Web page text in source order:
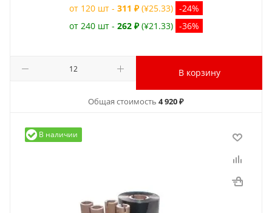
от 120 шт - 311 ₽ (¥25.33) -24%
от 240 шт - 262 ₽ (¥21.33) -36%
В корзину
Общая стоимость 4 920 ₽
В наличии